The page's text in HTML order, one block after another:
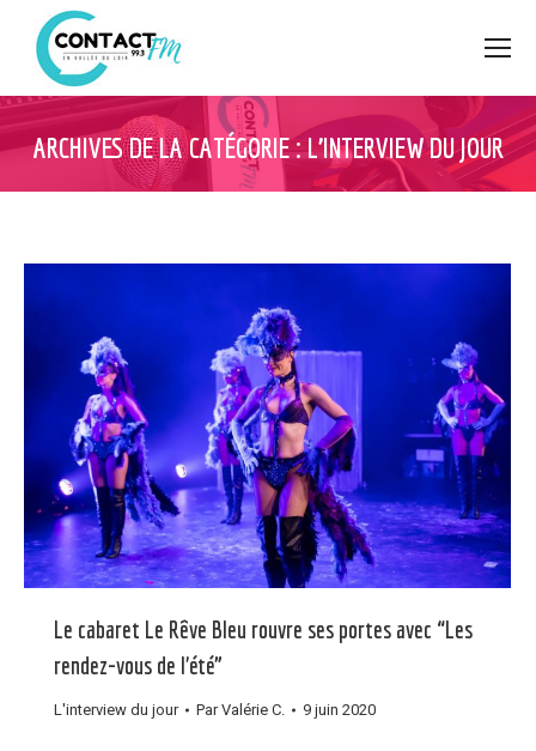
ARCHIVES DE LA CATÉGORIE :L’INTERVIEW DU JOUR
Le cabaret Le Rêve Bleu rouvre ses portes avec “Les
rendez-vous de l’été”
L'interview du jour ParValérie C. 9 juin 2020